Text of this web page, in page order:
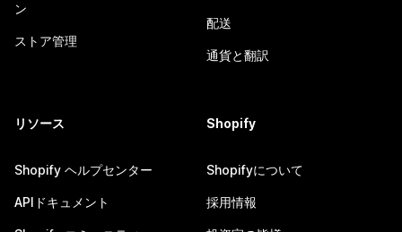
ン
ストア管理
配送
通貨と翻訳
リソース
Shopify ヘルプセンター
APIドキュメント
Shopify
Shopifyについて
採用情報